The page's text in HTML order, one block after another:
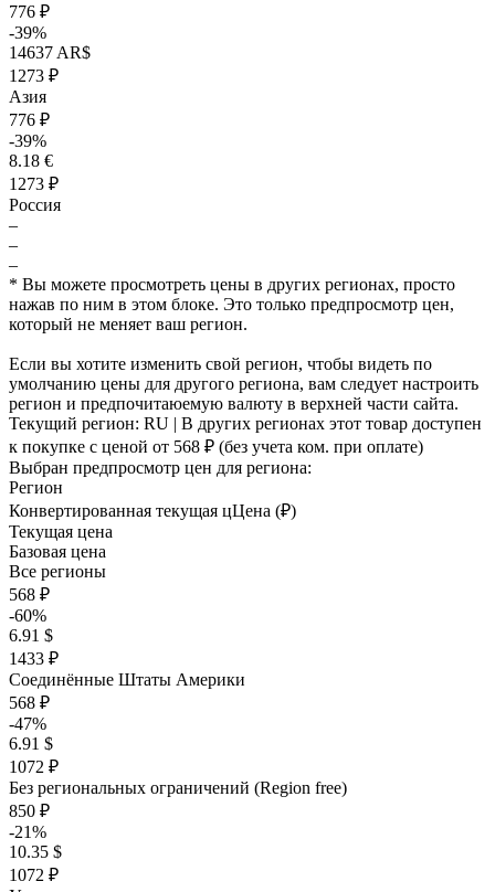
776 ₽
-39%
14637 AR$
1273 ₽
Азия
776 ₽
-39%
8.18 €
1273 ₽
Россия
–
–
–
* Вы можете просмотреть цены в других регионах, просто
нажав по ним в этом блоке. Это только предпросмотр цен,
который не меняет ваш регион.
Если вы хотите изменить свой регион, чтобы видеть по
умолчанию цены для другого региона, вам следует настроить
регион и предпочитаюемую валюту в верхней части сайта.
Текущий регион: RU | В других регионах этот товар доступен
к покупке с ценой от 568 ₽ (без учета ком. при оплате)
Выбран предпросмотр цен для региона:
Регион
Конвертированная текущая цЦена (₽)
Текущая цена
Базовая цена
Все регионы
568 ₽
-60%
6.91 $
1433 ₽
Соединённые Штаты Америки
568 ₽
-47%
6.91 $
1072 ₽
Без региональных ограничений (Region free)
850 ₽
-21%
10.35 $
1072 ₽